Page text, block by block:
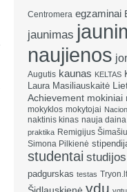
Centromera egzaminai
jaunimas
naujienos
Augutis kaunas KELTAS
Laura Masiliauskaitė
Achievement mokiniai
mokyklos mokytojai
naktinis kinas nauja daina
praktika Remigijus
Simona Pilkienė
studentai studijos
padgurskas testas Tryon.lt
vdu